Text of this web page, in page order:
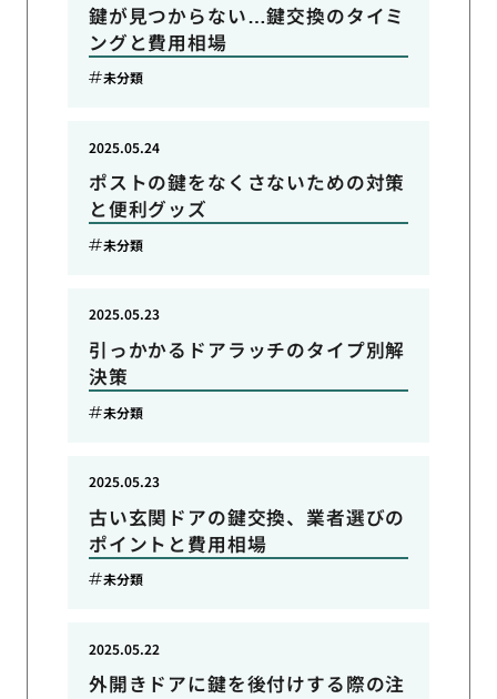
鍵が見つからない…鍵交換のタイミ
ングと費用相場
未分類
ポストの鍵をなくさないための対策
と便利グッズ
2025.05.24
未分類
引っかかるドアラッチのタイプ別解
決策
2025.05.23
未分類
古い玄関ドアの鍵交換、業者選びの
ポイントと費用相場
2025.05.23
未分類
外開きドアに鍵を後付けする際の注
2025.05.22